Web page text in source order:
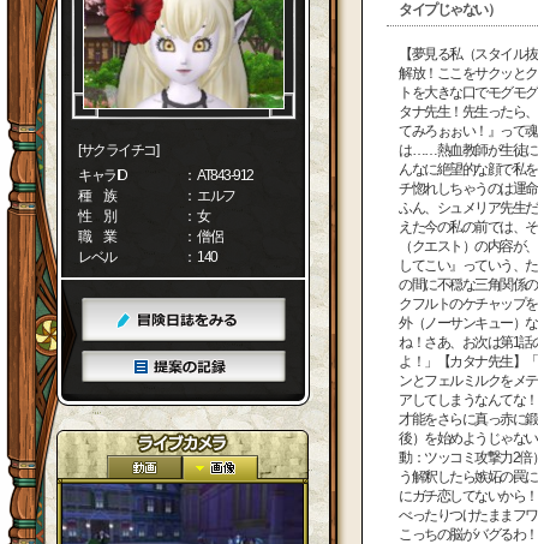
[サクライチコ]
キャラID
： AT843-912
種 族
： エルフ
性 別
： 女
職 業
： 僧侶
レベル
： 140
タイプじゃない）
【夢見る私（スタイル
解放！ここをサクッと
トを大きな口でモグモ
タナ先生！先生ったら
てみろぉぉい！』って
は……熱血教師が生徒に
んなに絶望的な顔で私
チ惚れしちゃうのは運
ふん、シュメリア先生
えた今の私の前では、
（クエスト）の内容が
してこい』っていう、
の間に不穏な三角関係
クフルトのケチャップ
外（ノーサンキュー）
ね！さあ、お次は第1話
よ！」【カタナ先生】
ンとフェルミルクをメ
アしてしまうなんてな
才能をさらに真っ赤に
後）を始めようじゃな
動：ツッコミ攻撃力2倍
う解釈したら嫉妬の罠
にガチ恋してないから
べったりつけたままフ
こっちの脳がバグるわ